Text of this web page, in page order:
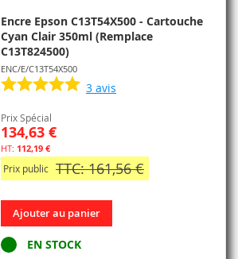
Encre Epson C13T54X500 - Cartouche
Cyan Clair 350ml (Remplace
C13T824500)
ENC/E/C13T54X500
3 avis
Prix Spécial
134,63 €
112,19 €
Prix public TTC: 161,56 €
Ajouter au panier
EN STOCK